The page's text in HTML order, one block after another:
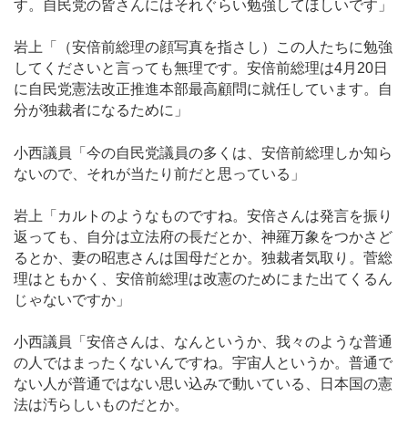
す。自民党の皆さんにはそれぐらい勉強してほしいです」
岩上「（安倍前総理の顔写真を指さし）この人たちに勉強
してくださいと言っても無理です。安倍前総理は4月20日
に自民党憲法改正推進本部最高顧問に就任しています。自
分が独裁者になるために」
小西議員「今の自民党議員の多くは、安倍前総理しか知ら
ないので、それが当たり前だと思っている」
岩上「カルトのようなものですね。安倍さんは発言を振り
返っても、自分は立法府の長だとか、神羅万象をつかさど
るとか、妻の昭恵さんは国母だとか。独裁者気取り。菅総
理はともかく、安倍前総理は改憲のためにまた出てくるん
じゃないですか」
小西議員「安倍さんは、なんというか、我々のような普通
の人ではまったくないんですね。宇宙人というか。普通で
ない人が普通ではない思い込みで動いている、日本国の憲
法は汚らしいものだとか。